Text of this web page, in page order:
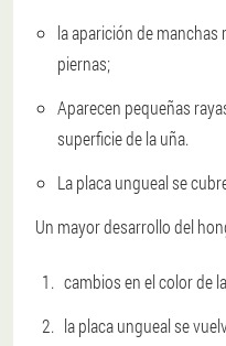
la aparición de manchas
piernas;
Aparecen pequeñas
superficie de la uña.
La placa ungueal se
Un mayor desarrollo del
cambios en el color de
la placa ungueal se